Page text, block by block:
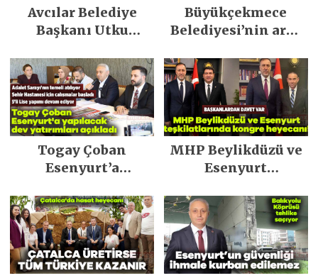
Avcılar Belediye
Başkanı Utku
tahliye edildi
Büyükçekmece
Belediyesi’nin araç
Togay Çoban
Esenyurt’a
yatırımları açıkladı
MHP Beylikdüzü ve
Esenyurt
kongre heyecanı!